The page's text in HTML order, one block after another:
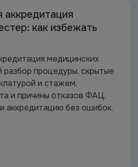
аккредитация
как избежать
медицинских
процедуры, скрытые
и стажем,
и причины отказов ФАЦ.
аккредитацию без ошибок.